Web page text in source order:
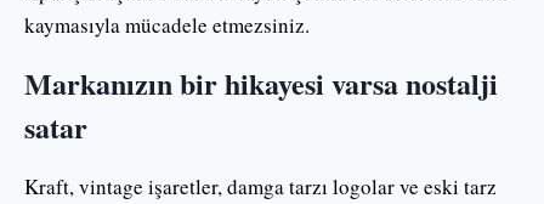
kaymasıyla mücadele etmezsiniz.
Markanızın bir hikayesi varsa nostalji
satar
Kraft, vintage işaretler, damga tarzı logolar ve eski tarz